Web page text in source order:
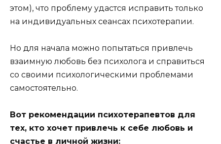
этом), что проблему удастся исправить только
на индивидуальных сеансах психотерапии.
Но для начала можно попытаться привлечь
взаимную любовь без психолога и справиться
со своими психологическими проблемами
самостоятельно.
Вот рекомендации психотерапевтов для
тех, кто хочет привлечь к себе любовь и
счастье в личной жизни: